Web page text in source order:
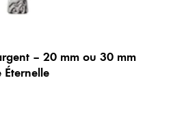
– 20 mm ou 30 mm